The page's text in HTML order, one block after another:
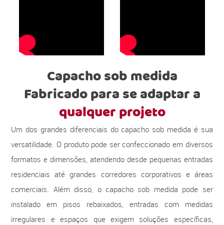
Capacho sob medida
Fabricado para se adaptar a
qualquer projeto
Um dos grandes diferenciais do capacho sob medida é sua
versatilidade. O produto pode ser confeccionado em diversos
formatos e dimensões, atendendo desde pequenas entradas
residenciais até grandes corredores corporativos e áreas
comerciais. Além disso, o capacho sob medida pode ser
instalado em pisos rebaixados, entradas com medidas
irregulares e espaços que exigem soluções específicas,